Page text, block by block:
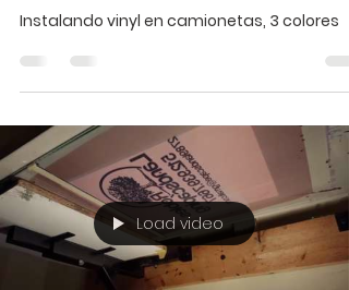
Instalando vinyl en camionetas, 3 colores
Load video